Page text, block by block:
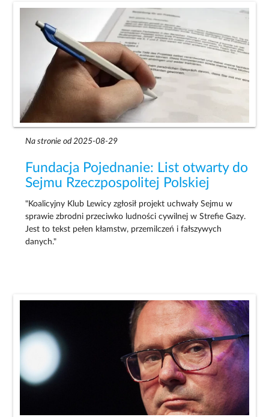
Na stronie od 2025-08-29
Fundacja Pojednanie: List otwarty do
Sejmu Rzeczpospolitej Polskiej
"Koalicyjny Klub Lewicy zgłosił projekt uchwały Sejmu w
sprawie zbrodni przeciwko ludności cywilnej w Strefie Gazy.
Jest to tekst pełen kłamstw, przemilczeń i fałszywych
danych."